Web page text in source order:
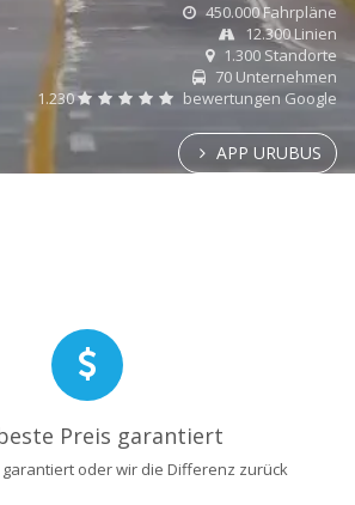
450.000 Fahrpläne
12.300 Linien
1.300 Standorte
70 Unternehmen
1.230
bewertungen Google
APP URUBUS
Preis garantiert
oder wir die Differenz zurück